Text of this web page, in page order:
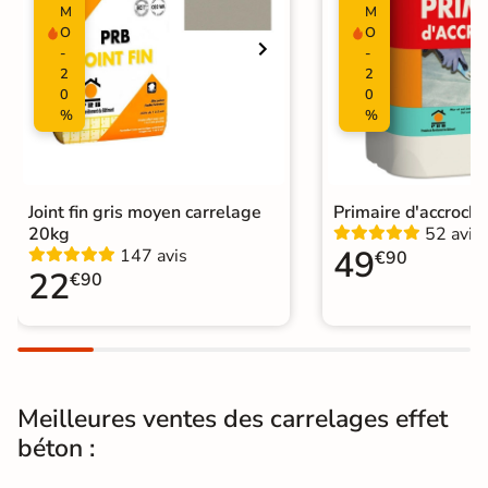
Nombres de
tampons
Résistant au Gel
Pièce humides
Plancher
Chauffant
Conditionnement
Pose
M
O
-
2
0
%
Joint fin gris moyen carrelage
20kg
147 avis
22€90
M
O
-
2
0
%
Primaire
52 avis
49€90
Meilleures ventes des carrelages effet
béton :